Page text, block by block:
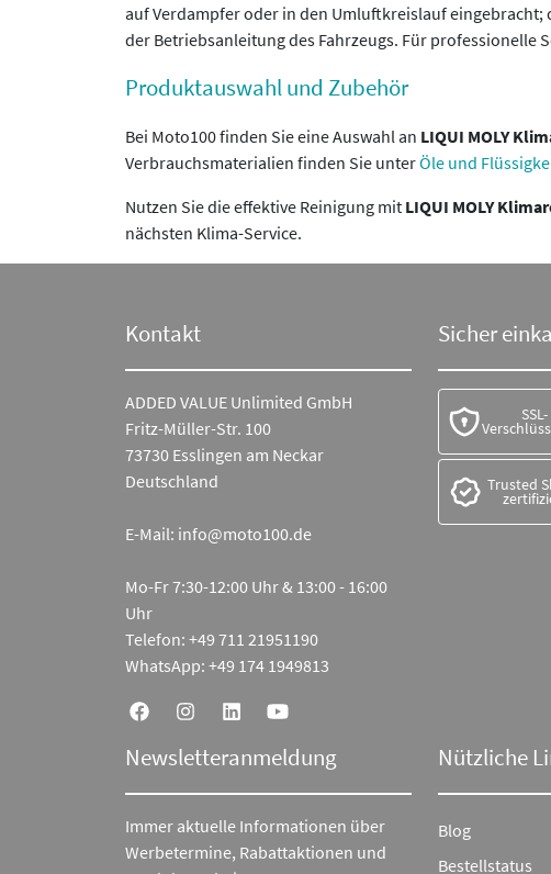
auf Verdampfer oder in den Umluftkreislauf eingebracht;
der Betriebsanleitung des Fahrzeugs. Für professionelle
Produktauswahl und Zubehör
Bei Moto100 finden Sie eine Auswahl an LIQUI MOLY
Verbrauchsmaterialien finden Sie unterÖle und
Nutzen Sie die effektive Reinigung mit LIQUI MOLY
nächsten Klima-Service.
Kontakt
ADDED VALUE Unlimited GmbH
Fritz-Müller-Str. 100
73730 Esslingen am Neckar
Deutschland
E-Mail: info@moto100.de
Mo-Fr 7:30-12:00 Uhr & 13:00 - 16:00
Uhr
Telefon: +49 711 21951190
WhatsApp: +49 174 1949813
Sicher
SSL-
Trusted
Newsletteranmeldung
Immer aktuelle Informationen über
Werbetermine, Rabattaktionen und
Nützliche
Blog
Bestellstatus